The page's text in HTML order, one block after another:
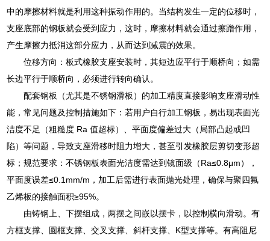
中的摩擦材料就是利用这种振动作用的。当结构发生一定的位移时，
支座底部的钢板就会受到应力，这时，摩擦材料就会通过擦蹭作用，
产生摩擦力抵消这部分应力，从而达到减震的效果。
位移方向：板式橡胶支座安装时，其短边应平行于顺桥向；如需
长边平行于顺桥向，必须进行转向确认。
配套钢板（尤其是不锈钢滑板）的加工精度直接影响支座滑动性
能，常见问题及控制措施如下：若用户自行加工钢板，易出现表面光
洁度不足（粗糙度 Ra 值超标）、平面度偏差过大（局部凸起或凹
陷）等问题，导致支座滑移时阻力增大，甚至引发橡胶层剪切变形超
标；规范要求：不锈钢板表面光洁度需达到镜面级（Ra≤0.8μm），
平面度误差≤0.1mm/m，加工后需进行表面抛光处理，确保与聚四氟
乙烯板的接触面积≥95%。
由铸钢上、下摆组成，两摆之间嵌以摆卡，以控制横向滑动。有
方框支撑、圆框支撑、交叉支撑、斜杆支撑、K型支撑等。有高阻尼